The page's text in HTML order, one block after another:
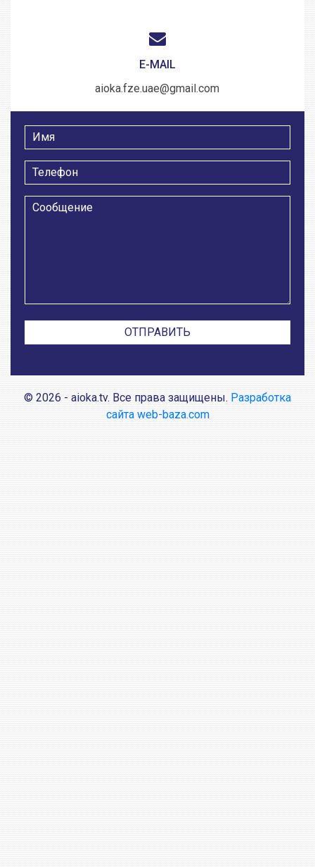
E-MAIL
aioka.fze.uae@gmail.com
© 2026 - aioka.tv. Все права защищены. Разработка
сайта web-baza.com